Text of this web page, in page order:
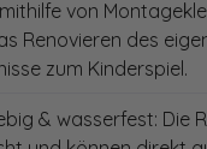
von
Renovieren des
zum Kinderspiel.
& wasserfest: Die